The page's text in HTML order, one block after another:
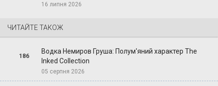
16 липня 2026
ЧИТАЙТЕ ТАКОЖ
186
Водка Немиров Груша: Полум'яний характер The
Inked Collection
05 серпня 2026